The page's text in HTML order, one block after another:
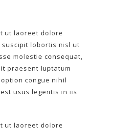
ut laoreet dolore
suscipit lobortis nisl ut
molestie consequat,
praesent luptatum
congue nihil
usus legentis in iis
ut laoreet dolore